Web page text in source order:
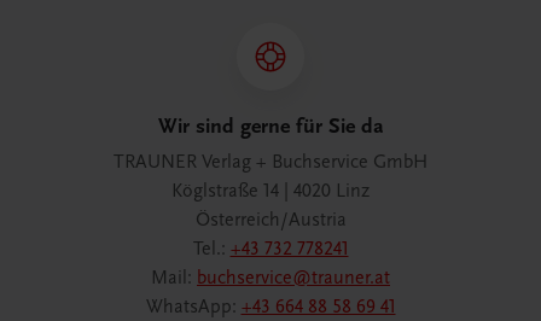
Wir sind gerne für Sie da
TRAUNER Verlag + Buchservice GmbH
Köglstraße 14 | 4020 Linz
Österreich/Austria
Tel.: +43 732 778241
Mail: buchservice@trauner.at
WhatsApp: +43 664 88 58 69 41